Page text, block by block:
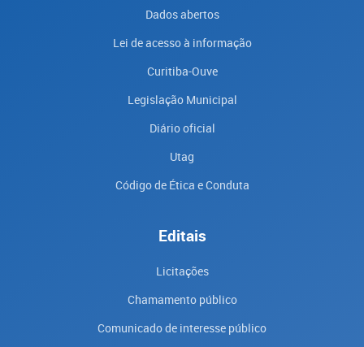
Dados abertos
Lei de acesso à informação
Curitiba-Ouve
Legislação Municipal
Diário oficial
Utag
Código de Ética e Conduta
Editais
Licitações
Chamamento público
Comunicado de interesse público